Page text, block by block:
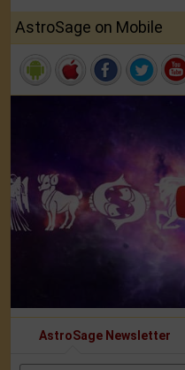
AstroSage on Mobile
AstroSage Newsletter